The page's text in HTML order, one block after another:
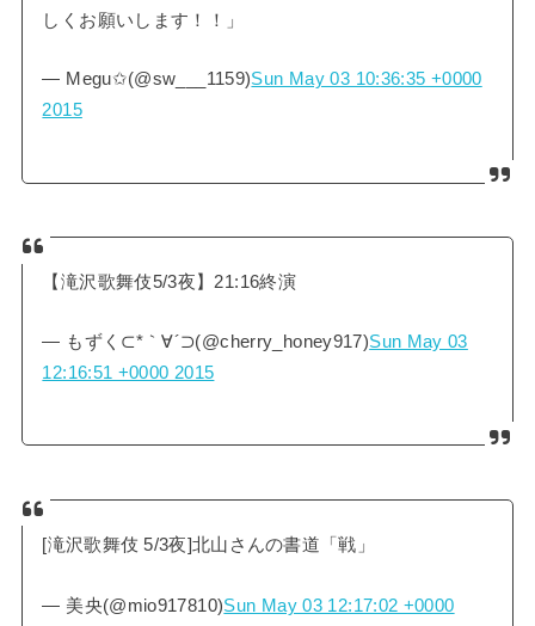
しくお願いします！！」
— Megu✩(@sw___1159)Sun May 03 10:36:35 +0000
2015
【滝沢歌舞伎5/3夜】21:16終演
— もずく⊂*｀∀´⊃(@cherry_honey917)Sun May 03
12:16:51 +0000 2015
[滝沢歌舞伎 5/3夜]北山さんの書道「戦」
— 美央(@mio917810)Sun May 03 12:17:02 +0000